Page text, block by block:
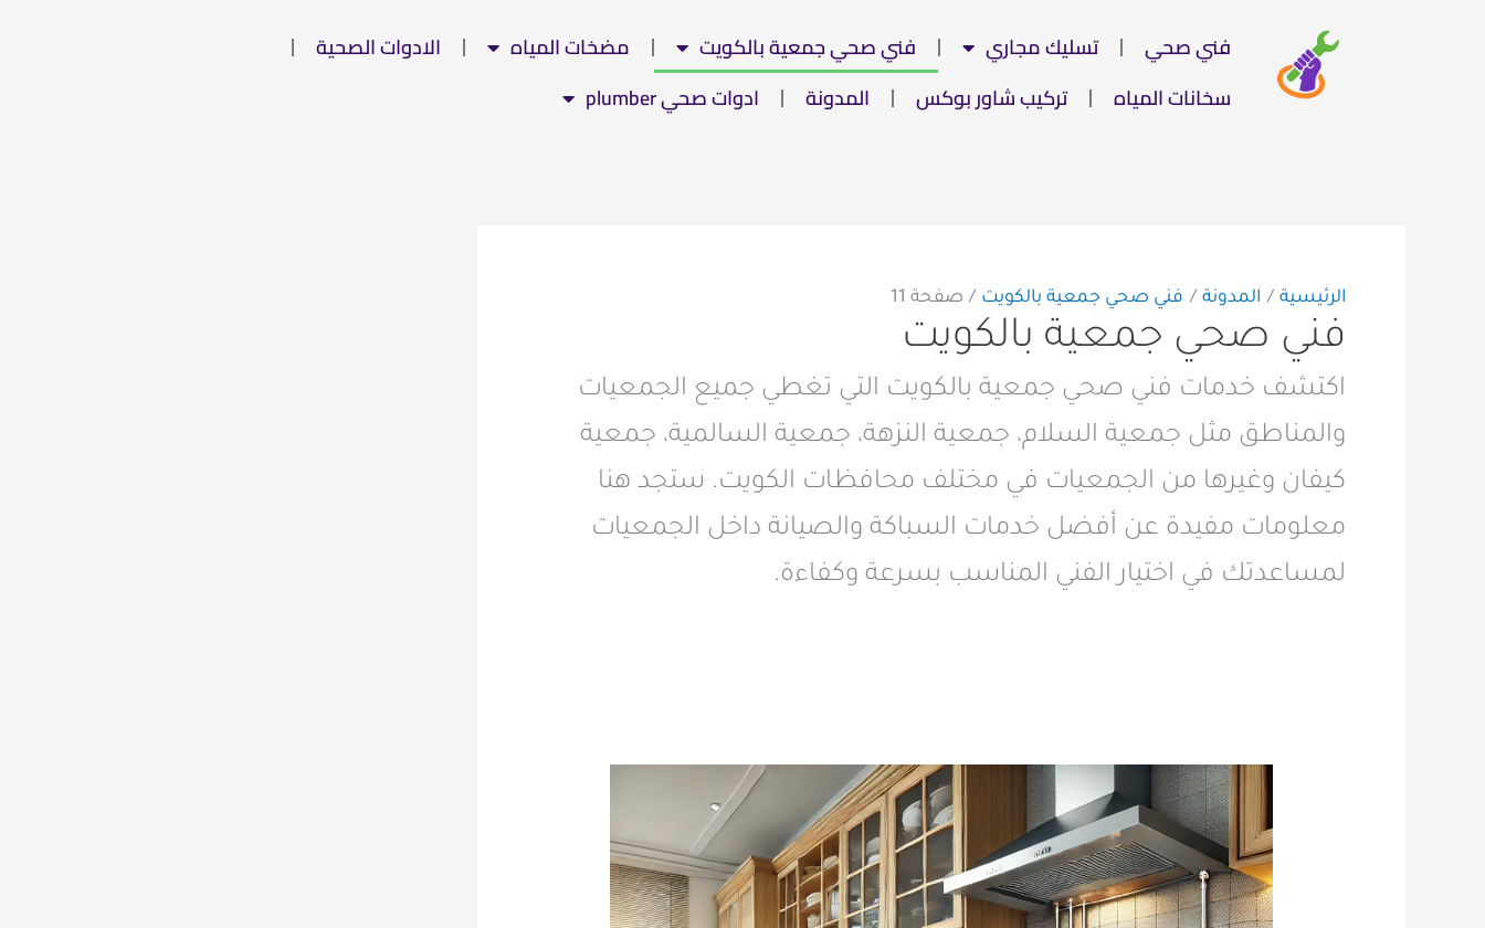
فني صحي تسليك مجاري فني صحي جمعية بالكويت مضخات المياه
الادوات الصحية
سخانات المياه
تركيب شاور بوكس المدونة ادوات صحي plumber
الرئيسية المدونة فني صحي جمعية بالكويت صفحة 11
فني صحي جمعية بالكويت
اكتشف خدمات فني صحي جمعية بالكويت التي تغطي جميع الجمعيات
والمناطق مثل جمعية السلام، جمعية النزهة، جمعية السالمية، جمعية
كيفان وغيرها من الجمعيات في مختلف محافظات الكويت. ستجد هنا
معلومات مفيدة عن أفضل خدمات السباكة والصيانة داخل الجمعيات
لمساعدتك في اختيار الفني المناسب بسرعة وكفاءة.
تركيب
بوتاجاز
غاز
طبيعي
بأمان